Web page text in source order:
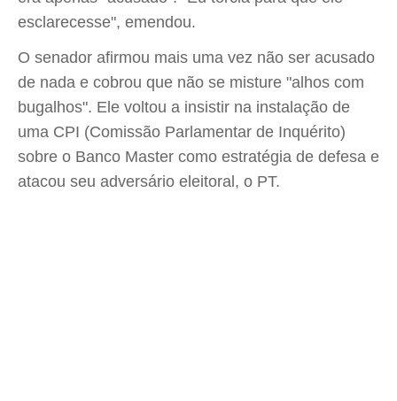
esclarecesse", emendou.
O senador afirmou mais uma vez não ser acusado
de nada e cobrou que não se misture "alhos com
bugalhos". Ele voltou a insistir na instalação de
uma CPI (Comissão Parlamentar de Inquérito)
sobre o Banco Master como estratégia de defesa e
atacou seu adversário eleitoral, o PT.